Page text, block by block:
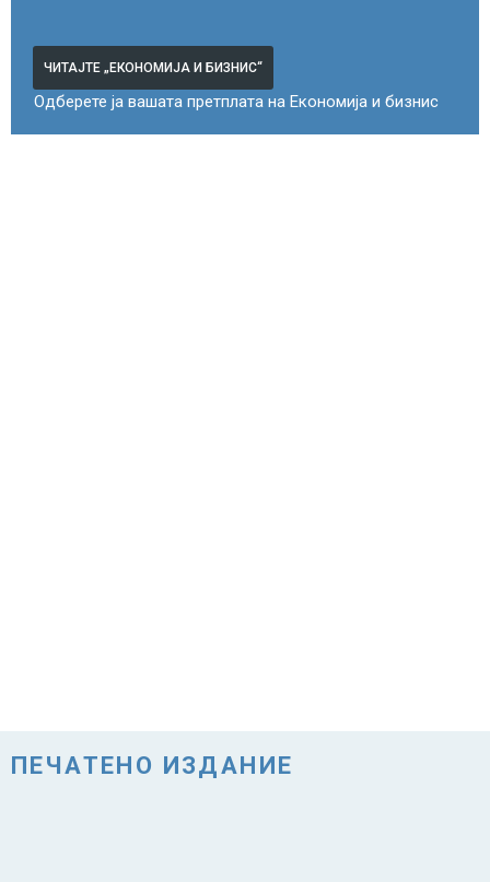
ЧИТАЈТЕ „ЕКОНОМИЈА И БИЗНИС“
Одберете ја вашата претплата на Економија и бизнис
ПЕЧАТЕНО ИЗДАНИЕ